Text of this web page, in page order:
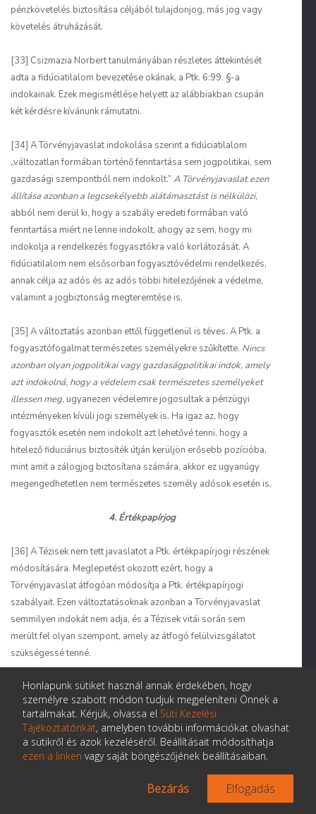
pénzkövetelés biztosítása céljából tulajdonjog, más jog vagy
követelés átruházását.
[33] Csizmazia Norbert tanulmányában részletes áttekintését
adta a fidúciatilalom bevezetése okának, a Ptk. 6:99. §-a
indokainak. Ezek megismétlése helyett az alábbiakban csupán
két kérdésre kívánunk rámutatni.
[34] A Törvényjavaslat indokolása szerint a fidúciatilalom
„változatlan formában történő fenntartása sem jogpolitikai, sem
gazdasági szempontból nem indokolt.” A Törvényjavaslat ezen
állítása azonban a legcsekélyebb alátámasztást is nélkülözi,
abból nem derül ki, hogy a szabály eredeti formában való
fenntartása miért ne lenne indokolt, ahogy az sem, hogy mi
indokolja a rendelkezés fogyasztókra való korlátozását. A
fidúciatilalom nem elsősorban fogyasztóvédelmi rendelkezés,
annak célja az adós és az adós többi hitelezőjének a védelme,
valamint a jogbiztonság megteremtése is.
[35] A változtatás azonban ettől függetlenül is téves. A Ptk. a
fogyasztófogalmat természetes személyekre szűkítette. Nincs
azonban olyan jogpolitikai vagy gazdaságpolitikai indok, amely
azt indokolná, hogy a védelem csak természetes személyeket
illessen meg, ugyanezen védelemre jogosultak a pénzügyi
intézményeken kívüli jogi személyek is. Ha igaz az, hogy
fogyasztók esetén nem indokolt azt lehetővé tenni, hogy a
hitelező fiduciárius biztosíték útján kerüljön erősebb pozícióba,
mint amit a zálogjog biztosítana számára, akkor ez ugyanúgy
megengedhetetlen nem természetes személy adósok esetén is.
4. Értékpapírjog
[36] A Tézisek nem tett javaslatot a Ptk. értékpapírjogi részének
módosítására. Meglepetést okozott ezért, hogy a
Törvényjavaslat átfogóan módosítja a Ptk. értékpapírjogi
szabályait. Ezen változtatásoknak azonban a Törvényjavaslat
semmilyen indokát nem adja, és a Tézisek vitái során sem
merült fel olyan szempont, amely az átfogó felülvizsgálatot
szükségessé tenné.
[37]A Törvényjavaslat e körben jelentős részben egyszerűen
ízlésbeli változásokat javasol.Vékás Lajos Ptk.-módosítást
ellenző nyílt levelére válaszként a minisztérium arra hivatkozott,
hogy a jogalkotásról szóló 2010. évi CXXX. törvény (a
továbbiakban: Jat.) 21. §-a alapján a Ptk. felülvizsgálata nem
csak joga, de kötelezettsége is a minisztériumnak. A Jat.
hivatkozott rendelkezése szerint a miniszter folyamatosan
figyelemmel kíséri a feladatkörébe tartozó jogszabályok
Honlapunk sütiket használ annak érdekében, hogy
személyre szabott módon tudjuk megjeleníteni Önnek a
tartalmakat. Kérjük, olvassa el Süti Kezelési
Tájékoztatónkat, amelyben további információkat olvashat
a sütikről és azok kezeléséről. Beállításait módosíthatja
ezen a linken vagy saját böngészőjének beállításaiban.
Bezárás Elfogadás